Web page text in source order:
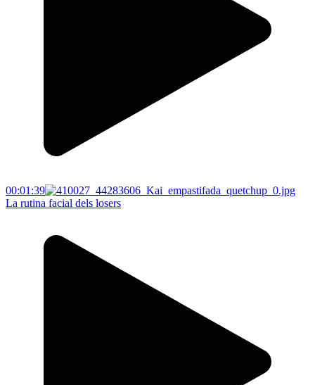
00:01:39
La rutina facial dels losers